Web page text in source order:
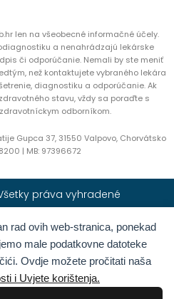
rad ovih web-stranica, ponekad
male podatkovne datoteke
Ovdje možete pročitati naša
i Uvjete korištenja.
len na všeobecné informačné účely.
a nenahrádzajú lekárske
či odporúčanie. Nemali by ste meniť
než kontaktujete vybraného lekára
diagnostiku a odporúčanie. Ak
stavu, vždy sa poraďte s
odborníkom.
Gupca 37, 31550 Valpovo, Chorvátsko
| MB: 97396672
práva vyhradené
) English(Angličtina)
) Polski(Polština)
) Italiano( Taliančina)
) Français(Francúzština)